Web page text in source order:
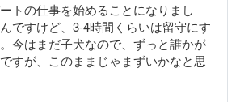
トの仕事を始めることになりまし
ですけど、3-4時間くらいは留守にす
今はまだ子犬なので、ずっと誰かが
すが、このままじゃまずいかなと思